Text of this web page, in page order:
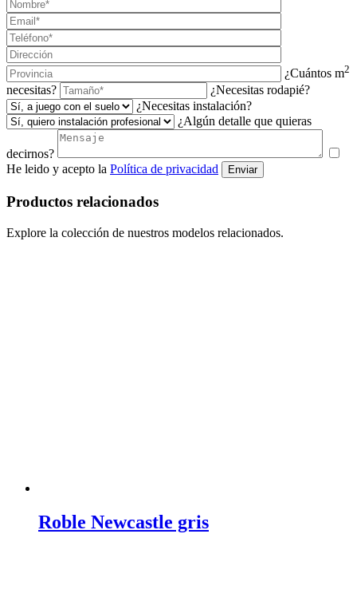
¿Cuántos m2
necesitas?
¿Necesitas rodapié?
¿Necesitas instalación?
¿Algún detalle que quieras
decirnos?
He leido y acepto la Política de privacidad Enviar
Productos relacionados
Explore la colección de nuestros modelos relacionados.
Roble Newcastle gris